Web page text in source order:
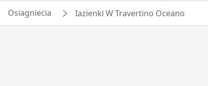
Osiagniecia Iazienki W Travertino Oceano